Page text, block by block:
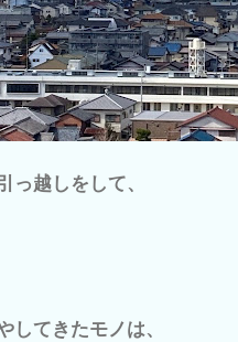
越しをして、
してきたモノは、